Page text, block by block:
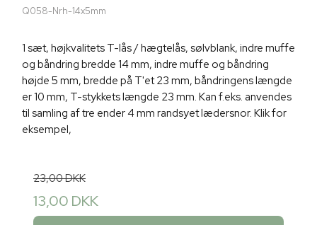
Q058-Nrh-14x5mm
1 sæt, højkvalitets T-lås / hægtelås, sølvblank, indre muffe
og båndring bredde 14 mm, indre muffe og båndring
højde 5 mm, bredde på T'et 23 mm, båndringens længde
er 10 mm, T-stykkets længde 23 mm. Kan f.eks. anvendes
til samling af tre ender 4 mm randsyet lædersnor. Klik for
eksempel,
23,00 DKK
13,00 DKK